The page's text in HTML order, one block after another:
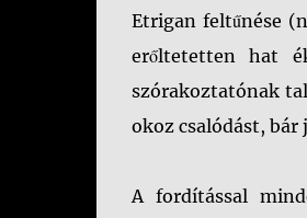
Etrigan feltűnése
erőltetetten hat
szórakoztatónak
okoz csalódást,
A fordítással